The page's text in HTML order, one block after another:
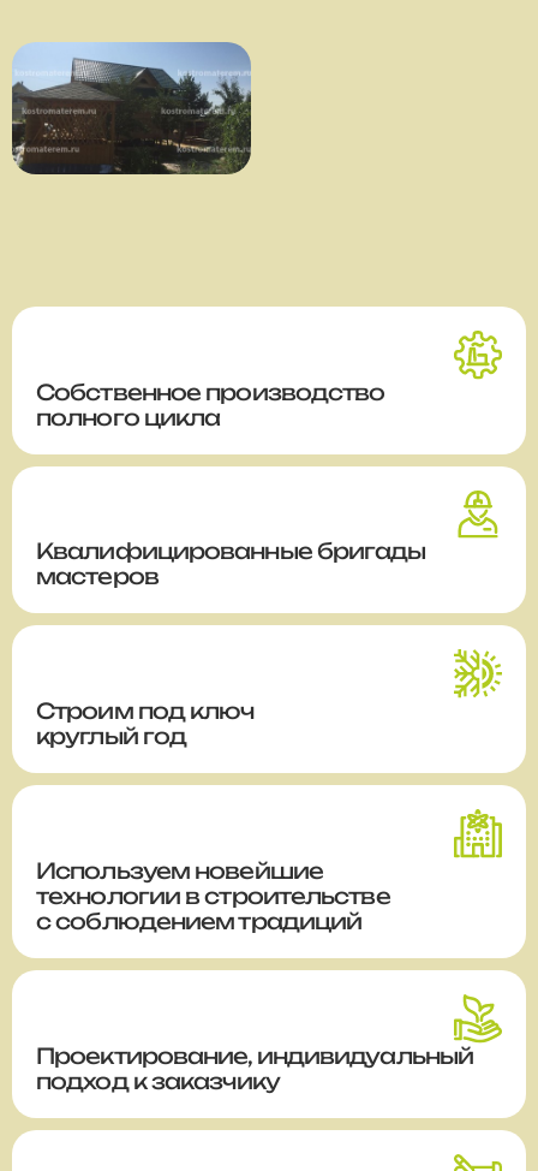
Собственное производство
полного цикла
Квалифицированные бригады
мастеров
Строим под ключ
круглый год
Используем новейшие
технологии в строительстве
с соблюдением традиций
Проектирование, индивидуальный
подход к заказчику